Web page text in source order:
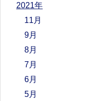
2021年
11月
9月
8月
7月
6月
5月